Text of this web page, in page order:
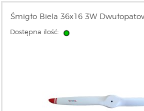
Śmigło Biela 36x16 3W
Dostępna ilość: